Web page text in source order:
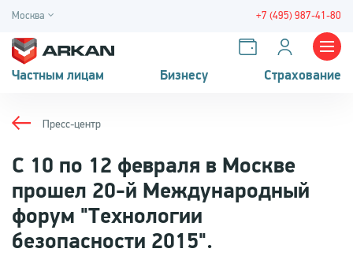
Москва +7 (495) 987-41-80
Частным лицам Бизнесу Страхование
Пресс-центр
C 10 по 12 февраля в Москве
прошел 20-й Международный
форум "Технологии
безопасности 2015".